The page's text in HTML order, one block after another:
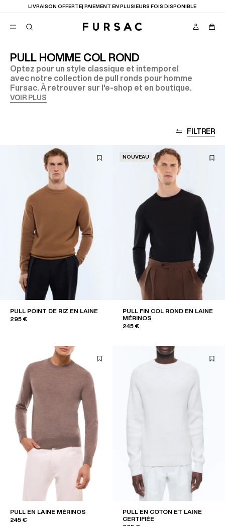
LIVRAISON OFFERTE| PAIEMENT EN PLUSIEURS FOIS DISPONIBLE
PULL HOMME COL ROND
Optez pour un style classique et intemporel
avec notre collection de pull ronds pour homme
Fursac. À retrouver sur l'e-shop et en boutique.
VOIR PLUS
FILTRER
PULL POINT DE RIZ EN LAINE
295 €
NOUVEAU
PULL FIN COL ROND EN LAINE
MÉRINOS
245 €
PULL EN LAINE MÉRINOS
245 €
PULL EN COTON ET LAINE
CERTIFIÉE
FAVORIS
COSTUMES
PANTALONS
BLOUSONS